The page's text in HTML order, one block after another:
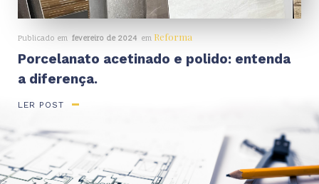
Publicado em fevereiro de 2024 em Reforma
Porcelanato acetinado e polido: entenda
a diferença.
LER POST